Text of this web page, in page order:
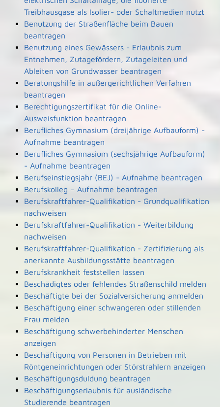
Treibhausgase als Isolier- oder Schaltmedien nutzt
Benutzung der Straßenfläche beim Bauen
beantragen
Benutzung eines Gewässers - Erlaubnis zum
Entnehmen, Zutagefördern, Zutageleiten und
Ableiten von Grundwasser beantragen
Beratungshilfe in außergerichtlichen Verfahren
beantragen
Berechtigungszertifikat für die Online-
Ausweisfunktion beantragen
Berufliches Gymnasium (dreijährige Aufbauform) -
Aufnahme beantragen
Berufliches Gymnasium (sechsjährige Aufbauform)
- Aufnahme beantragen
Berufseinstiegsjahr (BEJ) - Aufnahme beantragen
Berufskolleg – Aufnahme beantragen
Berufskraftfahrer-Qualifikation - Grundqualifikation
nachweisen
Berufskraftfahrer-Qualifikation - Weiterbildung
nachweisen
Berufskraftfahrer-Qualifikation - Zertifizierung als
anerkannte Ausbildungsstätte beantragen
Berufskrankheit feststellen lassen
Beschädigtes oder fehlendes Straßenschild melden
Beschäftigte bei der Sozialversicherung anmelden
Beschäftigung einer schwangeren oder stillenden
Frau melden
Beschäftigung schwerbehinderter Menschen
anzeigen
Beschäftigung von Personen in Betrieben mit
Röntgeneinrichtungen oder Störstrahlern anzeigen
Beschäftigungsduldung beantragen
Beschäftigungserlaubnis für ausländische
Studierende beantragen